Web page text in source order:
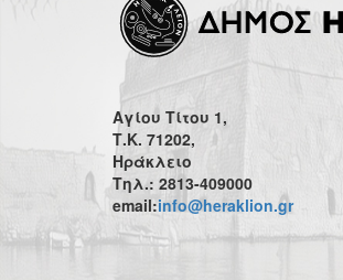
Αγίου Τίτου 1,
Τ.Κ. 71202,
Ηράκλειο
Τηλ.: 2813-409000
email:info@heraklion.gr